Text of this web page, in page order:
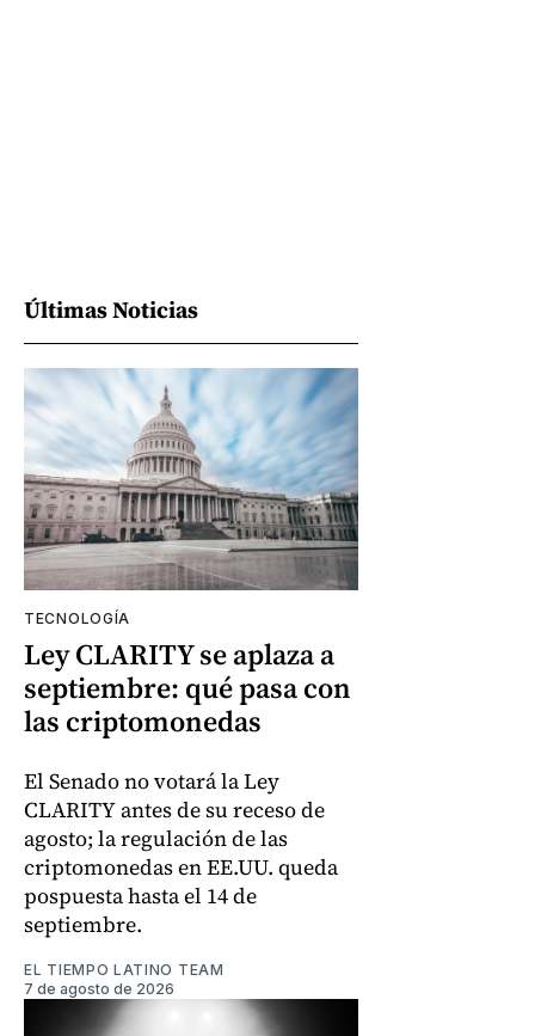
Últimas Noticias
TECNOLOGÍA
Ley CLARITY se aplaza a
septiembre: qué pasa con
las criptomonedas
El Senado no votará la Ley
CLARITY antes de su receso de
agosto; la regulación de las
criptomonedas en EE.UU. queda
pospuesta hasta el 14 de
septiembre.
EL TIEMPO LATINO TEAM
7 de agosto de 2026